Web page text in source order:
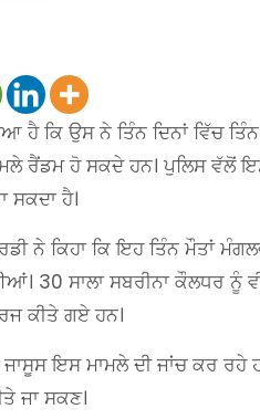
ਕਿ ਉਸ ਨੇ ਤਿੰਨ ਦਿਨਾਂ ਵਿੱਚ
ਰੈਂਡਮ ਹੋ ਸਕਦੇ ਹਨ। ਪੁਲਿਸ ਵੱਲੋਂ
ਸਕਦਾ ਹੈ।
ਨੇ ਕਿਹਾ ਕਿ ਇਹ ਤਿੰਨ ਮੌਤਾਂ
30 ਸਾਲਾ ਸਬਰੀਨਾ ਕੌਲਧਰ ਨੂੰ
ਕੀਤੇ ਗਏ ਹਨ।
ਇਸ ਮਾਮਲੇ ਦੀ ਜਾਂਚ ਕਰ ਰਹੇ
ਜਾ ਸਕਣ।